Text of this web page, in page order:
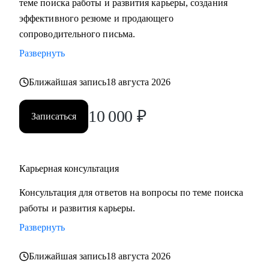
сложные вопросы.
Кому могу помочь:
среднего звена
при смене деятельности, перерыве в карьере, в том числе
• Административный персонал
• Страхование
• Продажи / Услуги
• Информационные технологии
Мой подход в работе – не делаю за вас, делаю вместе с
теме поиска работы и развития карьеры, создания
эффективного резюме и продающего
сопроводительного письма.
Развернуть
Ближайшая запись18 августа 2026
Записаться 10 000 ₽
Карьерная консультация
Консультация для ответов на вопросы по теме поиска
работы и развития карьеры.
Развернуть
Ближайшая запись18 августа 2026